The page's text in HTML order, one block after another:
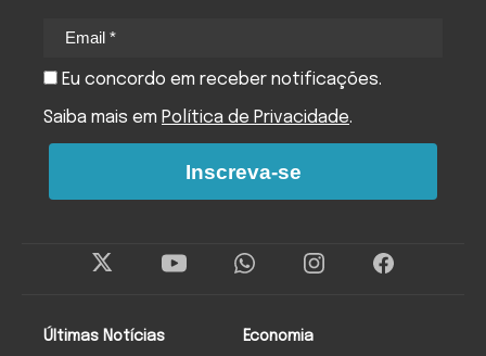
Últimas Notícias Economia
Eu concordo em receber notificações.
Saiba mais em Política de Privacidade.
Inscreva-se